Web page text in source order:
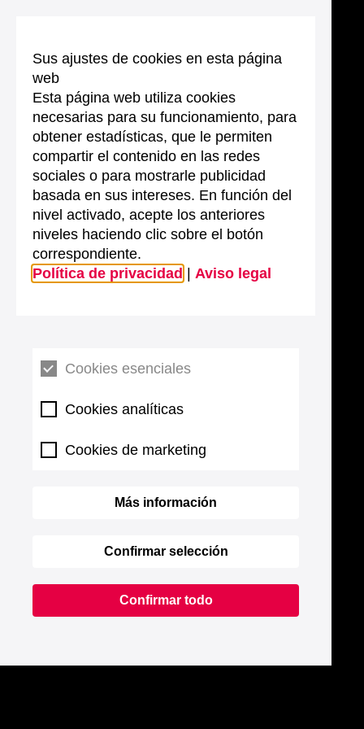
Sus ajustes de cookies en esta página
web
Esta página web utiliza cookies
necesarias para su funcionamiento, para
obtener estadísticas, que le permiten
compartir el contenido en las redes
sociales o para mostrarle publicidad
basada en sus intereses. En función del
nivel activado, acepte los anteriores
niveles haciendo clic sobre el botón
correspondiente.
Política de privacidad
Aviso legal
Cookies esenciales
Cookies analíticas
Cookies de marketing
Más información
Confirmar selección
Confirmar todo